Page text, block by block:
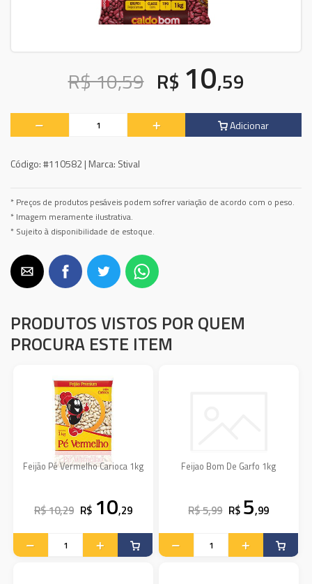
R$ 10,59 R$ 10,59
Adicionar
Código:#110582 | Marca: Stival
* Preços de produtos pesáveis podem sofrer variação de acordo com o peso.
* Imagem meramente ilustrativa.
* Sujeito à disponibilidade de estoque.
PRODUTOS VISTOS POR QUEM
PROCURA ESTE ITEM
Feijão Pé Vermelho Carioca 1kg
R$ 10,29 R$ 10,29
Feijao Bom De Garfo 1kg
R$ 5,99 R$ 5,99